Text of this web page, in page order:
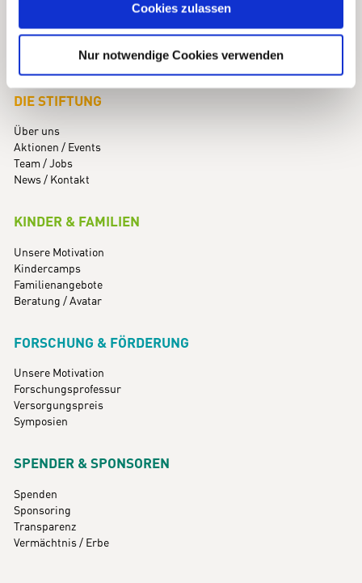
Cookies, wenn Sie unsere Webseite weiterhin nutzen.
Cookies zulassen
Nur notwendige Cookies verwenden
Telefon +49 (0)8151 / 99 77 77-0
info@kindness-for-kids.de
DIE STIFTUNG
Über uns
Aktionen / Events
Team / Jobs
News / Kontakt
KINDER & FAMILIEN
Unsere Motivation
Kindercamps
Familienangebote
Beratung / Avatar
FORSCHUNG & FÖRDERUNG
Unsere Motivation
Forschungsprofessur
Versorgungspreis
Symposien
SPENDER & SPONSOREN
Spenden
Sponsoring
Transparenz
Vermächtnis / Erbe